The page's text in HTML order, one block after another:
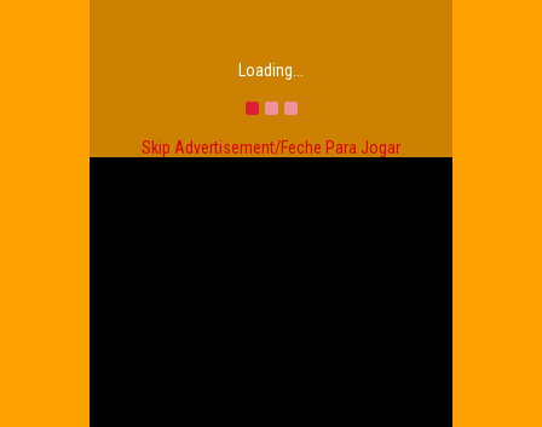
Loading...
Skip Advertisement/Feche Para Jogar